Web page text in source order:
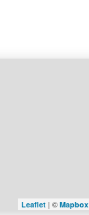
Leaflet | © Mapbox